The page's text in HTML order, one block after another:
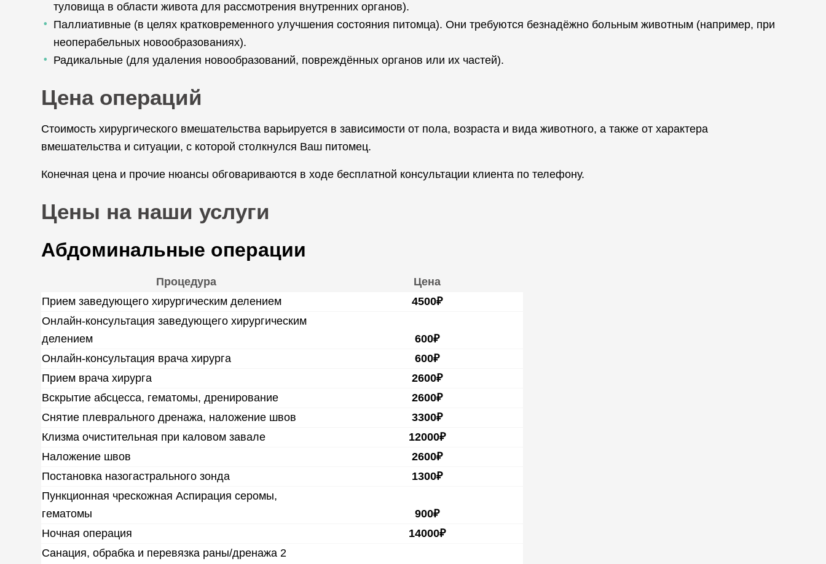
туловища в области живота для рассмотрения внутренних органов).
Паллиативные (в целях кратковременного улучшения состояния питомца). Они требуются безнадёжно больным животным (например, при
неоперабельных новообразованиях).
Радикальные (для удаления новообразований, повреждённых органов или их частей).
Цена операций
Стоимость хирургического вмешательства варьируется в зависимости от пола, возраста и вида животного, а также от характера
вмешательства и ситуации, с которой столкнулся Ваш питомец.
Конечная цена и прочие нюансы обговариваются в ходе бесплатной консультации клиента по телефону.
Цены на наши услуги
Абдоминальные операции
Процедура
Цена
Прием заведующего хирургическим делением
4500₽
Онлайн-консультация заведующего хирургическим
делением
600₽
Онлайн-консультация врача хирурга
600₽
Прием врача хирурга
2600₽
Вскрытие абсцесса, гематомы, дренирование
2600₽
Снятие плеврального дренажа, наложение швов
3300₽
Клизма очистительная при каловом завале
12000₽
Наложение швов
2600₽
Постановка назогастрального зонда
1300₽
Пункционная чрескожная Аспирация серомы,
гематомы
900₽
Ночная операция
14000₽
Санация, обрабка и перевязка раны/дренажа 2